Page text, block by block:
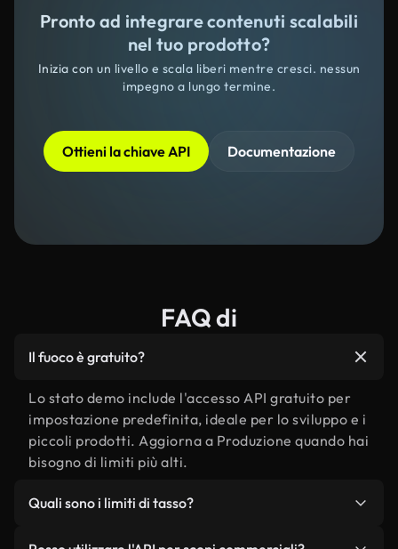
Pronto ad integrare contenuti scalabili
nel tuo prodotto?
Inizia con un livello e scala liberi mentre cresci. nessun
impegno a lungo termine.
Ottieni la chiave API Documentazione
FAQ di
Il fuoco è gratuito?
Lo stato demo include l'accesso API gratuito per
impostazione predefinita, ideale per lo sviluppo e i
piccoli prodotti. Aggiorna a Produzione quando hai
bisogno di limiti più alti.
Quali sono i limiti di tasso?